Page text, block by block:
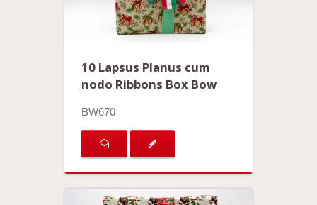
10 Lapsus Planus cum
nodo Ribbons Box Bow
BW670